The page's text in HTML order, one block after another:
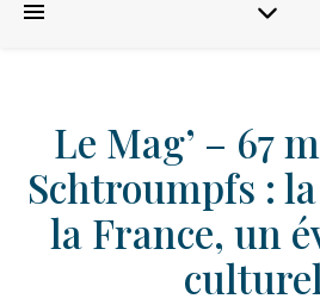
Le Mag’ – 67
Schtroumpfs :
la France, un